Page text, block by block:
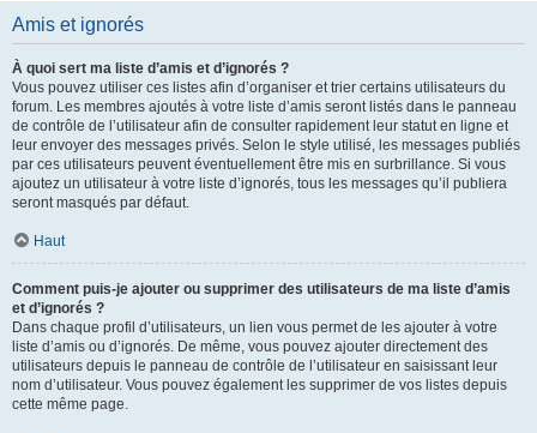
Amis et ignorés
À quoi sert ma liste d’amis et d’ignorés ?
Vous pouvez utiliser ces listes afin d’organiser et trier certains utilisateurs du
forum. Les membres ajoutés à votre liste d’amis seront listés dans le panneau
de contrôle de l’utilisateur afin de consulter rapidement leur statut en ligne et
leur envoyer des messages privés. Selon le style utilisé, les messages publiés
par ces utilisateurs peuvent éventuellement être mis en surbrillance. Si vous
ajoutez un utilisateur à votre liste d’ignorés, tous les messages qu’il publiera
seront masqués par défaut.
Haut
Comment puis-je ajouter ou supprimer des utilisateurs de ma liste d’amis
et d’ignorés ?
Dans chaque profil d’utilisateurs, un lien vous permet de les ajouter à votre
liste d’amis ou d’ignorés. De même, vous pouvez ajouter directement des
utilisateurs depuis le panneau de contrôle de l’utilisateur en saisissant leur
nom d’utilisateur. Vous pouvez également les supprimer de vos listes depuis
cette même page.